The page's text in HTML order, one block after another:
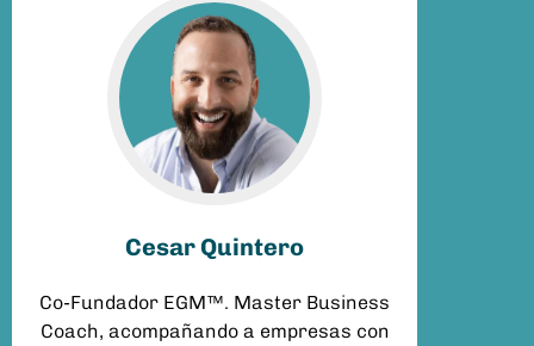
Cesar Quintero
Co-Fundador EGM™. Master Business
Coach, acompañando a empresas con